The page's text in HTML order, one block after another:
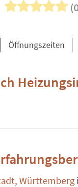
Öffnungszeiten
Württemberg